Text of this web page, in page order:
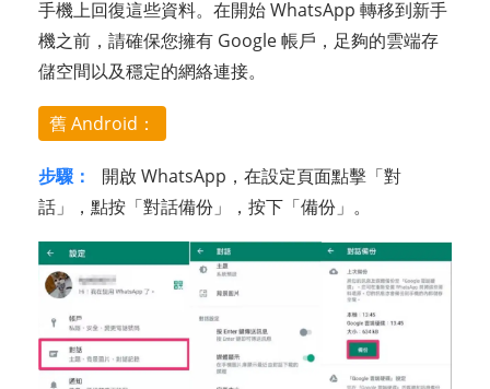
手機上回復這些資料。在開始 WhatsApp 轉移到新手
機之前，請確保您擁有 Google 帳戶，足夠的雲端存
儲空間以及穩定的網絡連接。
舊 Android：
步驟：
開啟 WhatsApp，在設定頁面點擊「對
話」，點按「對話備份」，按下「備份」。